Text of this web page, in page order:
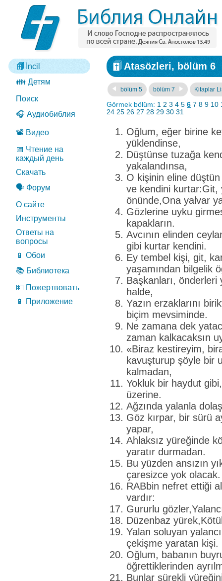
İncil
👪 Детям
Поиск
🎧 Аудиобиблия
📽️ Видео
📅 Чтение на
каждый день
Скачать
🗣️ Форум
О сайте
Инструменты
Ответы на
вопросы
📱 Обои
📚 Библиотека
💵 Пожертвовать
📱 Приложение
Atasözleri, bölüm 6
bölüm 5 bölüm 7 Kitaplar
Görmek bölüm: 1 2 3 4 5 6 7 8 9 10
24 25 26 27 28 29 30 31
Oğlum, eğer birine
yüklendinse,
Düştünse tuzağa
yakalandınsa,
O kişinin eline
ve kendini kurtar:Git,
önünde,Ona yalvar
Gözlerine uyku
kapakların.
Avcının elinden
gibi kurtar kendini.
Ey tembel kişi, git,
yaşamından bilgelik
Başkanları, önderleri
halde,
Yazın erzaklarını
biçim mevsiminde.
Ne zamana dek
zaman kalkacaksın
«Biraz kestireyim,
kavuşturup şöyle bir
kalmadan,
Yokluk bir haydut
üzerine.
Ağzında yalanla
Göz kırpar, bir sürü
yapar,
Ahlaksız yüreğinde
yaratır durmadan.
Bu yüzden ansızın
çaresizce yok olacak.
RABbin nefret ettiği
vardır:
Gururlu
Düzenbaz
Yalan soluyan
çekişme yaratan kişi.
Oğlum, babanın
öğrettiklerinden
Bunlar sürekli